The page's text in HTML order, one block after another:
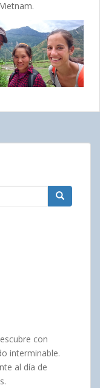
con
interminable.
al día de